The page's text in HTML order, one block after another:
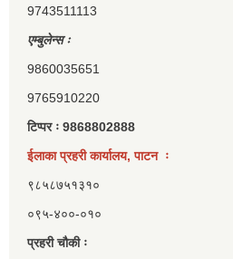
9743511113
एम्बुलेन्स ः
9860035651
9765910220
टिप्पर ः 9868802888
ईलाका प्रहरी कार्यालय, पाटन ः
९८५८७५१३१०
०९५-४००-०१०
प्रहरी चौकी ः